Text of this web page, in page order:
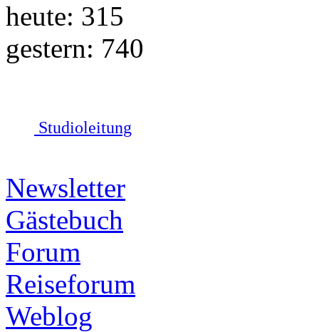
heute: 315
gestern: 740
Studioleitung
Newsletter
Gästebuch
Forum
Reiseforum
Weblog